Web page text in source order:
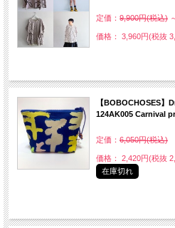
定価： 9,900円(税込)
価格： 3,960円(税抜
【BOBOCHOSES】
124AK005 Carnival
定価： 6,050円(税込)
価格： 2,420円(税抜
在庫切れ